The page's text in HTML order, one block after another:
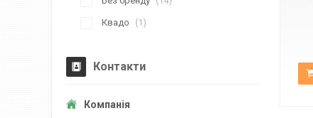
Квадо 1
Контакти